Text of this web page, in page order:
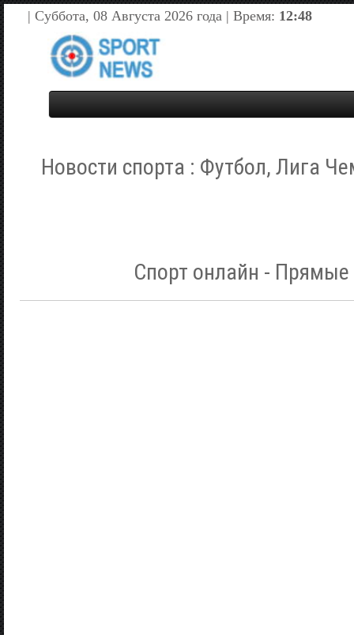
| Суббота, 08 Августа 2026 года | Время: 12:48
Новости спорта : Футбол, Лига
Спорт онлайн - Прямые